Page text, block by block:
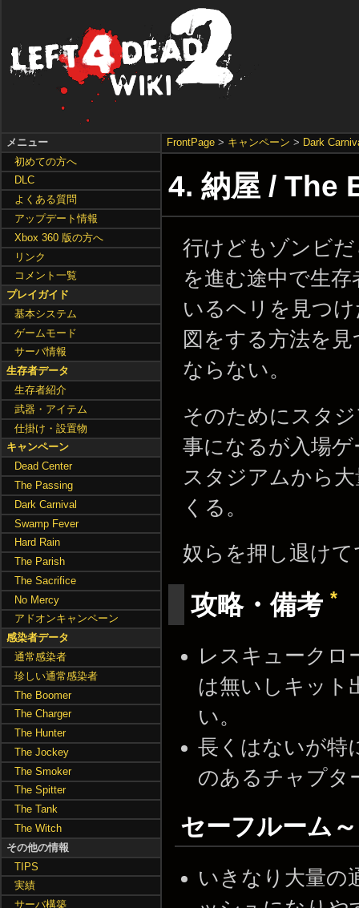
FrontPage > キャンペーン > Dark
4. 納屋 / The
行けどもゾンビ
を進む途中で生
いるヘリを見つ
図をする方法を
ならない。
そのためにスタ
事になるが入場
スタジアムから
くる。
奴らを押し退け
攻略・備考 *
レスキュークロ
は無いしキット
い。
長くはないが特
のあるチャプタ
セーフルーム
いきなり大量の
メニュー
初めての方へ
DLC
よくある質問
アップデート情報
Xbox 360 版の方へ
リンク
コメント一覧
プレイガイド
基本システム
ゲームモード
サーバ情報
生存者データ
生存者紹介
武器・アイテム
仕掛け・設置物
キャンペーン
Dead Center
The Passing
Dark Carnival
Swamp Fever
Hard Rain
The Parish
The Sacrifice
No Mercy
アドオンキャンペーン
感染者データ
通常感染者
珍しい通常感染者
The Boomer
The Charger
The Hunter
The Jockey
The Smoker
The Spitter
The Tank
The Witch
その他の情報
TIPS
実績
サーバ構築